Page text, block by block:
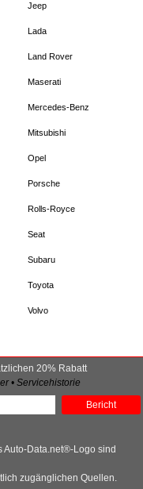
Jeep
Lada
Land Rover
Maserati
Mercedes-Benz
Mitsubishi
Opel
Porsche
Rolls-Royce
Seat
Subaru
Toyota
Volvo
20% Rabatt
• Servicehistorie
Bericht
Auto-Data.net®-Logo sind
zugänglichen Quellen.